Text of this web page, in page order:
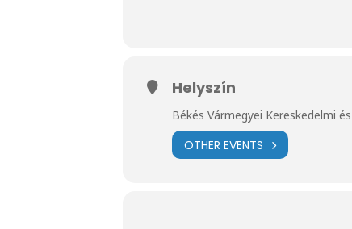
Helyszín
Békés Vármegyei Kereskedelmi
OTHER EVENTS